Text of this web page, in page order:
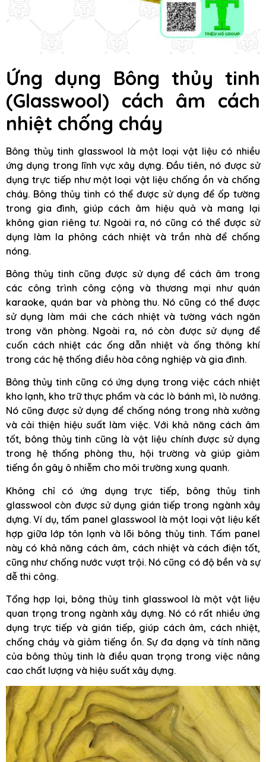
Ứng dụng Bông thủy tinh
(Glasswool) cách âm cách
nhiệt chống cháy
Bông thủy tinh glasswool là một loại vật liệu có nhiều
ứng dụng trong lĩnh vực xây dựng. Đầu tiên, nó được sử
dụng trực tiếp như một loại vật liệu chống ồn và chống
cháy. Bông thủy tinh có thể được sử dụng để ốp tường
trong gia đình, giúp cách âm hiệu quả và mang lại
không gian riêng tư. Ngoài ra, nó cũng có thể được sử
dụng làm la phông cách nhiệt và trần nhà để chống
nóng.
Bông thủy tinh cũng được sử dụng để cách âm trong
các công trình công cộng và thương mại như quán
karaoke, quán bar và phòng thu. Nó cũng có thể được
sử dụng làm mái che cách nhiệt và tường vách ngăn
trong văn phòng. Ngoài ra, nó còn được sử dụng để
cuốn cách nhiệt các ống dẫn nhiệt và ống thông khí
trong các hệ thống điều hòa công nghiệp và gia đình.
Bông thủy tinh cũng có ứng dụng trong việc cách nhiệt
kho lạnh, kho trữ thực phẩm và các lò bánh mì, lò nướng.
Nó cũng được sử dụng để chống nóng trong nhà xưởng
và cải thiện hiệu suất làm việc. Với khả năng cách âm
tốt, bông thủy tinh cũng là vật liệu chính được sử dụng
trong hệ thống phòng thu, hội trường và giúp giảm
tiếng ồn gây ô nhiễm cho môi trường xung quanh.
Không chỉ có ứng dụng trực tiếp, bông thủy tinh
glasswool còn được sử dụng gián tiếp trong ngành xây
dựng. Ví dụ, tấm panel glasswool là một loại vật liệu kết
hợp giữa lớp tôn lạnh và lõi bông thủy tinh. Tấm panel
này có khả năng cách âm, cách nhiệt và cách điện tốt,
cũng như chống nước vượt trội. Nó cũng có độ bền và sự
dễ thi công.
Tổng hợp lại, bông thủy tinh glasswool là một vật liệu
quan trọng trong ngành xây dựng. Nó có rất nhiều ứng
dụng trực tiếp và gián tiếp, giúp cách âm, cách nhiệt,
chống cháy và giảm tiếng ồn. Sự đa dạng và tính năng
của bông thủy tinh là điều quan trọng trong việc nâng
cao chất lượng và hiệu suất xây dựng.